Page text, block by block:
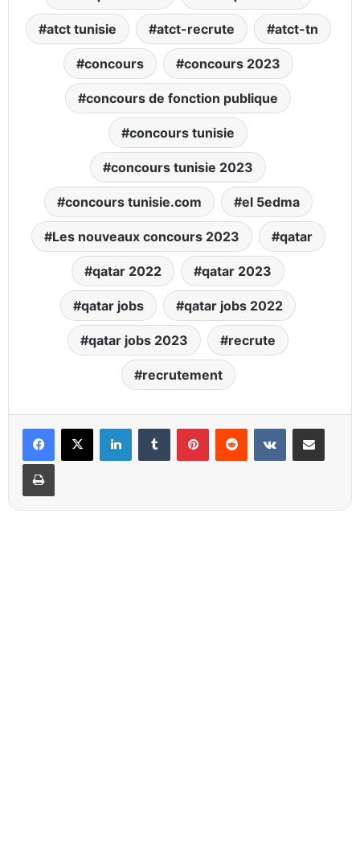
atct tunisie atct-recrute atct-tn
concours concours 2023
concours de fonction publique
concours tunisie
concours tunisie 2023
concours tunisie.com el 5edma
Les nouveaux concours 2023 qatar
qatar 2022 qatar 2023
qatar jobs qatar jobs 2022
qatar jobs 2023 recrute
recrutement
LinkedinTumblr PinterestReddit VKontaktePartager par email
Imprimer